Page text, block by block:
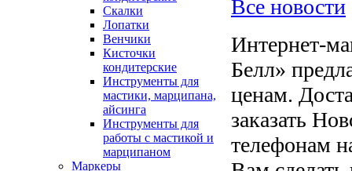
Скалки
Лопатки
Венчики
Кисточки
кондитерские
Инструменты для
мастики, марципана,
айсинга
Инструменты для
работы с мастикой и
марципаном
Маркеры
Все новости
Интернет-
Белл»
ценам.
заказать
телефонам